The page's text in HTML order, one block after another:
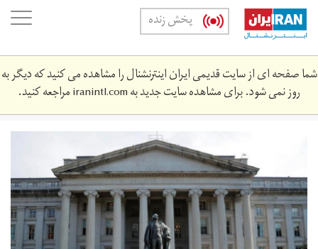
Skip
main
content
پخش زنده
شما صفحه ای از سایت قدیمی ایران اینترنشنال را مشاهده می کنید که دیگر به
روز نمی شود. برای مشاهده سایت جدید بهiranintl.comمراجعه کنید.
990991775.jpeg